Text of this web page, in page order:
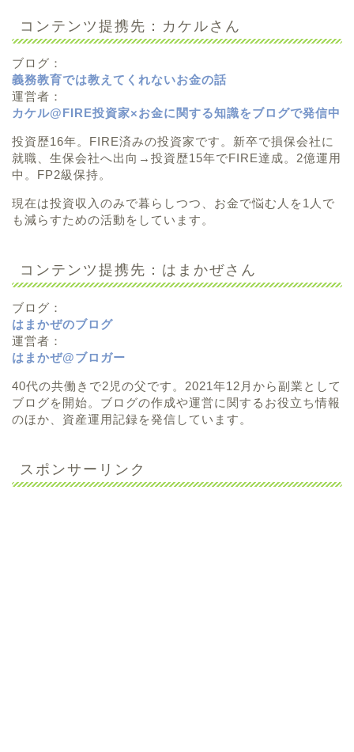
コンテンツ提携先：カケルさん
ブログ：
義務教育では教えてくれないお金の話
運営者：
カケル@FIRE投資家×お金に関する知識をブログで発信中
投資歴16年。FIRE済みの投資家です。新卒で損保会社に
就職、生保会社へ出向→投資歴15年でFIRE達成。2億運用
中。FP2級保持。
現在は投資収入のみで暮らしつつ、お金で悩む人を1人で
も減らすための活動をしています。
コンテンツ提携先：はまかぜさん
ブログ：
はまかぜのブログ
運営者：
はまかぜ@ブロガー
40代の共働きで2児の父です。2021年12月から副業として
ブログを開始。ブログの作成や運営に関するお役立ち情報
のほか、資産運用記録を発信しています。
スポンサーリンク